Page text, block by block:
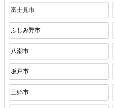
富士見市
ふじみ野市
八潮市
坂戸市
三郷市